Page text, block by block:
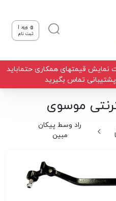
ورود |
ثبت نام
نمایش قیمتهای همکاری حتماباید
تماس بگیرید
موسوی
راد وسط پیکان
مبین